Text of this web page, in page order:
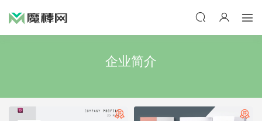
企业简介